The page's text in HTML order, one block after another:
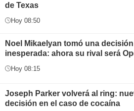
de Texas
Hoy 08:50
Noel Mikaelyan tomó una decisión
inesperada: ahora su rival será
Hoy 08:15
Joseph Parker volverá al ring:
decisión en el caso de cocaína